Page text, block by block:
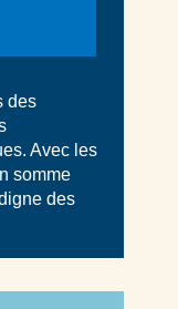
des
Avec les
somme
des